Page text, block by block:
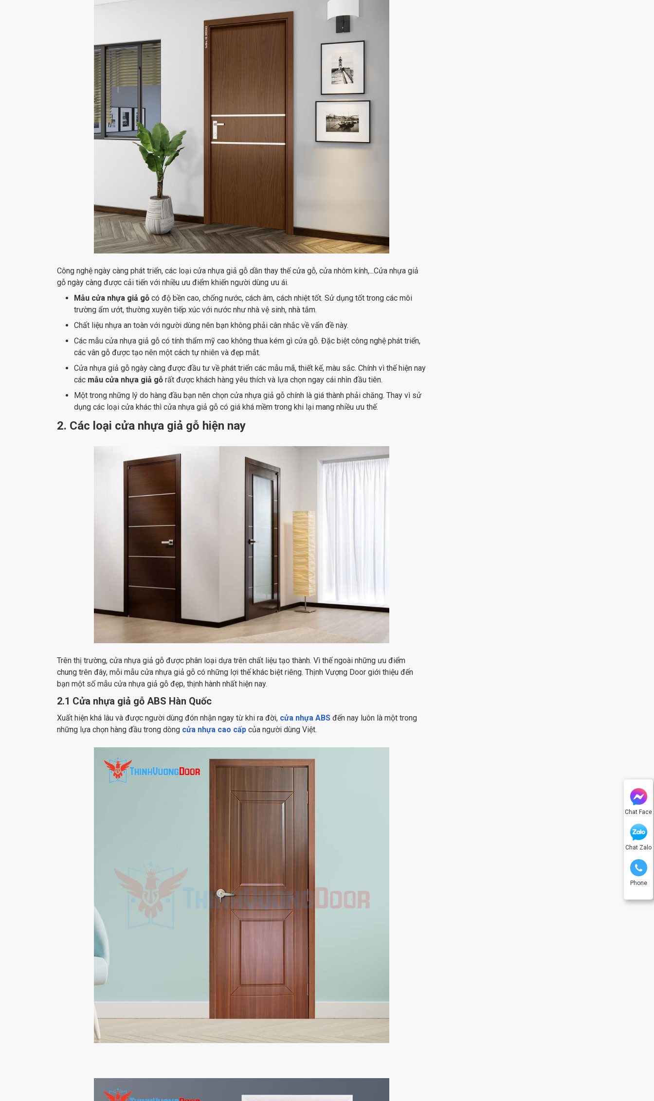
Chat Face
Chat Zalo
Phone
Công nghệ ngày càng phát triển, các loại cửa nhựa giả gỗ dần thay thế cửa gỗ, cửa nhôm kính,...Cửa nhựa giả
gỗ ngày càng được cải tiến với nhiều ưu điểm khiến người dùng ưu ái.
Mẫu cửa nhựa giả gỗ có độ bền cao, chống nước, cách âm, cách nhiệt tốt. Sử dụng tốt trong các môi
trường ẩm ướt, thường xuyên tiếp xúc với nước như nhà vệ sinh, nhà tắm.
Chất liệu nhựa an toàn với người dùng nên bạn không phải cân nhắc về vấn đề này.
Các mẫu cửa nhựa giả gỗ có tính thẩm mỹ cao không thua kém gì cửa gỗ. Đặc biệt công nghệ phát triển,
các vân gỗ được tạo nên một cách tự nhiên và đẹp mắt.
Cửa nhựa giả gỗ ngày càng được đầu tư về phát triển các mẫu mã, thiết kế, màu sắc. Chính vì thế hiện nay
các mẫu cửa nhựa giả gỗ rất được khách hàng yêu thích và lựa chọn ngay cái nhìn đầu tiên.
Một trong những lý do hàng đầu bạn nên chọn cửa nhựa giả gỗ chính là giá thành phải chăng. Thay vì sử
dụng các loại cửa khác thì cửa nhựa giả gỗ có giá khá mềm trong khi lại mang nhiều ưu thế.
2. Các loại cửa nhựa giả gỗ hiện nay
Trên thị trường, cửa nhựa giả gỗ được phân loại dựa trên chất liệu tạo thành. Vì thế ngoài những ưu điểm
chung trên đây, mỗi mẫu cửa nhựa giả gỗ có những lợi thế khác biệt riêng. Thịnh Vượng Door giới thiệu đến
bạn một số mẫu cửa nhựa giả gỗ đẹp, thịnh hành nhất hiện nay.
2.1 Cửa nhựa giả gỗ ABS Hàn Quốc
Xuất hiện khá lâu và được người dùng đón nhận ngay từ khi ra đời, cửa nhựa ABS đến nay luôn là một trong
những lựa chọn hàng đầu trong dòng cửa nhựa cao cấp của người dùng Việt.